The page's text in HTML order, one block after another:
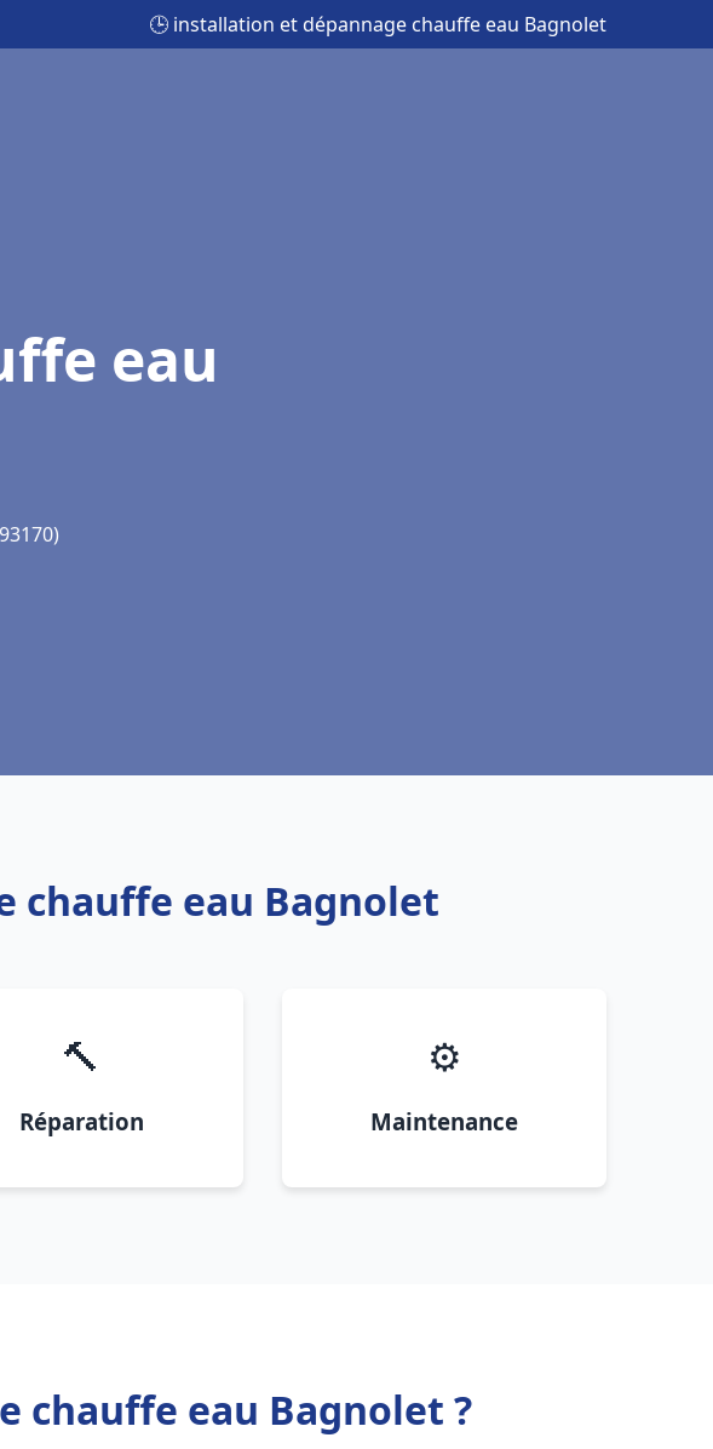
🕒 installation et dépannage chauffe eau Bagnolet
eau
chauffe eau Bagnolet
🔨
Réparation
⚙️
Maintenance
chauffe eau Bagnolet ?